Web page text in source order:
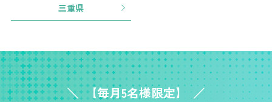
三重県
【毎月5名様限定】